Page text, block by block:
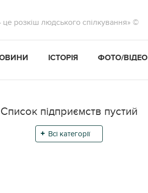
розкіш людського спілкування» ©
ІСТОРІЯ ФОТО/ВІДЕО
Список підприємств пустий
Всі категорії